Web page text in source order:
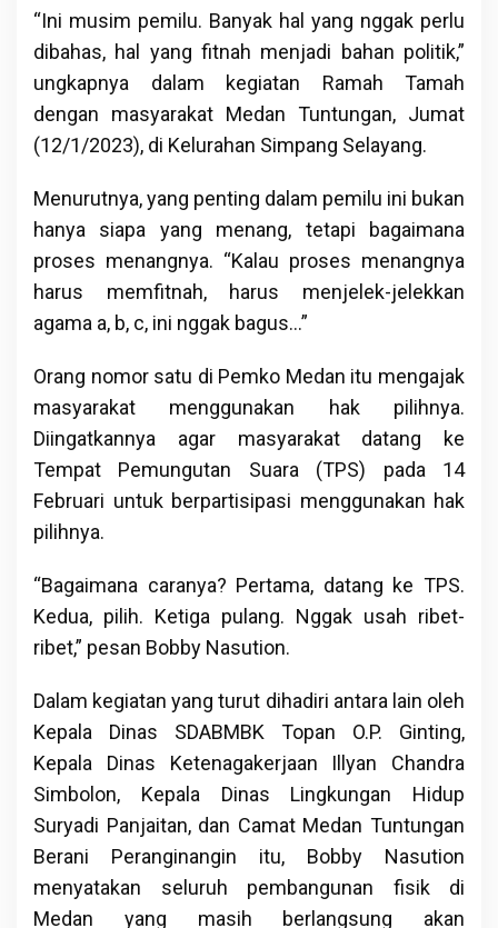
“Ini musim pemilu. Banyak hal yang nggak perlu
dibahas, hal yang fitnah menjadi bahan politik,”
ungkapnya dalam kegiatan Ramah Tamah
dengan masyarakat Medan Tuntungan, Jumat
(12/1/2023), di Kelurahan Simpang Selayang.
Menurutnya, yang penting dalam pemilu ini bukan
hanya siapa yang menang, tetapi bagaimana
proses menangnya. “Kalau proses menangnya
harus memfitnah, harus menjelek-jelekkan
agama a, b, c, ini nggak bagus…”
Orang nomor satu di Pemko Medan itu mengajak
masyarakat menggunakan hak pilihnya.
Diingatkannya agar masyarakat datang ke
Tempat Pemungutan Suara (TPS) pada 14
Februari untuk berpartisipasi menggunakan hak
pilihnya.
“Bagaimana caranya? Pertama, datang ke TPS.
Kedua, pilih. Ketiga pulang. Nggak usah ribet-
ribet,” pesan Bobby Nasution.
Dalam kegiatan yang turut dihadiri antara lain oleh
Kepala Dinas SDABMBK Topan O.P. Ginting,
Kepala Dinas Ketenagakerjaan Illyan Chandra
Simbolon, Kepala Dinas Lingkungan Hidup
Suryadi Panjaitan, dan Camat Medan Tuntungan
Berani Peranginangin itu, Bobby Nasution
menyatakan seluruh pembangunan fisik di
Medan yang masih berlangsung akan